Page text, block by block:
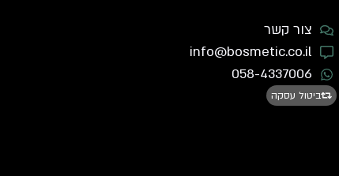
צור קשר
info@bosmetic.co.il
058-4337006
ביטול עסקה